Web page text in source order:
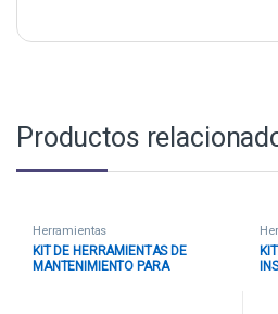
Productos
Herramientas
KIT DE HERRAMIENTAS DE
MANTENIMIENTO PARA